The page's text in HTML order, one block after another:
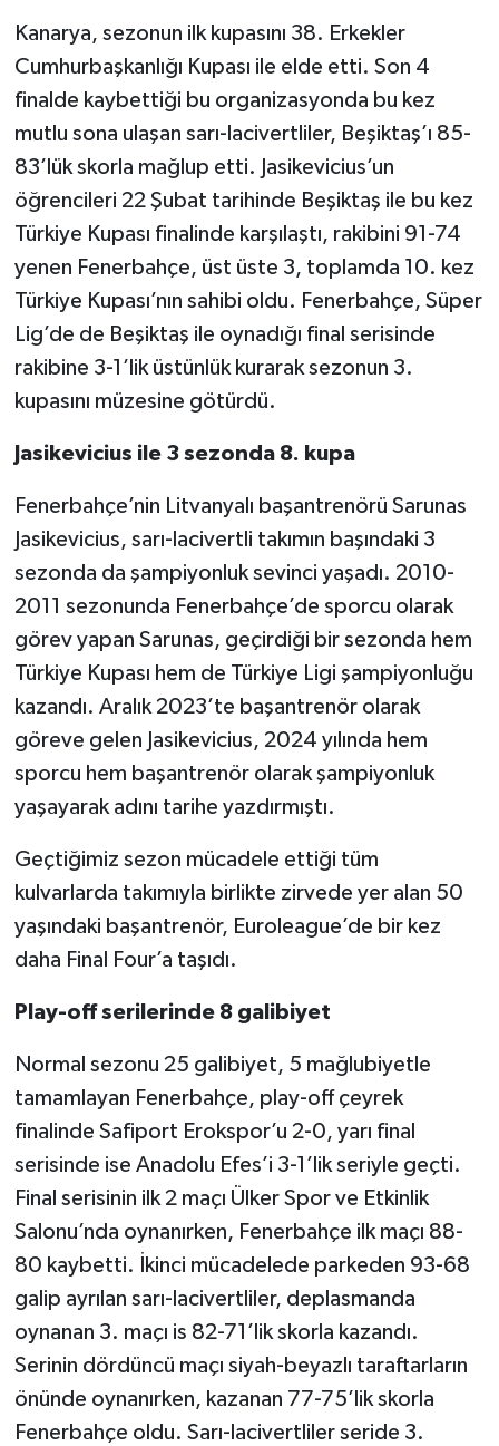
Kanarya, sezonun ilk kupasını 38. Erkekler
Cumhurbaşkanlığı Kupası ile elde etti. Son 4
finalde kaybettiği bu organizasyonda bu kez
mutlu sona ulaşan sarı-lacivertliler, Beşiktaş’ı 85-
83’lük skorla mağlup etti. Jasikevicius’un
öğrencileri 22 Şubat tarihinde Beşiktaş ile bu kez
Türkiye Kupası finalinde karşılaştı, rakibini 91-74
yenen Fenerbahçe, üst üste 3, toplamda 10. kez
Türkiye Kupası’nın sahibi oldu. Fenerbahçe, Süper
Lig’de de Beşiktaş ile oynadığı final serisinde
rakibine 3-1’lik üstünlük kurarak sezonun 3.
kupasını müzesine götürdü.
Jasikevicius ile 3 sezonda 8. kupa
Fenerbahçe’nin Litvanyalı başantrenörü Sarunas
Jasikevicius, sarı-lacivertli takımın başındaki 3
sezonda da şampiyonluk sevinci yaşadı. 2010-
2011 sezonunda Fenerbahçe’de sporcu olarak
görev yapan Sarunas, geçirdiği bir sezonda hem
Türkiye Kupası hem de Türkiye Ligi şampiyonluğu
kazandı. Aralık 2023’te başantrenör olarak
göreve gelen Jasikevicius, 2024 yılında hem
sporcu hem başantrenör olarak şampiyonluk
yaşayarak adını tarihe yazdırmıştı.
Geçtiğimiz sezon mücadele ettiği tüm
kulvarlarda takımıyla birlikte zirvede yer alan 50
yaşındaki başantrenör, Euroleague’de bir kez
daha Final Four’a taşıdı.
Play-off serilerinde 8 galibiyet
Normal sezonu 25 galibiyet, 5 mağlubiyetle
tamamlayan Fenerbahçe, play-off çeyrek
finalinde Safiport Erokspor’u 2-0, yarı final
serisinde ise Anadolu Efes’i 3-1’lik seriyle geçti.
Final serisinin ilk 2 maçı Ülker Spor ve Etkinlik
Salonu’nda oynanırken, Fenerbahçe ilk maçı 88-
80 kaybetti. İkinci mücadelede parkeden 93-68
galip ayrılan sarı-lacivertliler, deplasmanda
oynanan 3. maçı is 82-71’lik skorla kazandı.
Serinin dördüncü maçı siyah-beyazlı taraftarların
önünde oynanırken, kazanan 77-75’lik skorla
Fenerbahçe oldu. Sarı-lacivertliler seride 3.